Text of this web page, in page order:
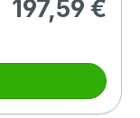
Prix régulier :
197,59 €